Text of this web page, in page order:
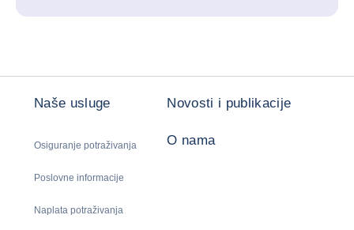
Naše usluge
Osiguranje potraživanja
Poslovne informacije
Naplata potraživanja
Novosti i publikacije
O nama